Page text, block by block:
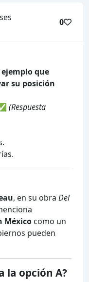
0
que
su posición
(Respuesta
, en su obra Del
México como un
pueden
la opción A?